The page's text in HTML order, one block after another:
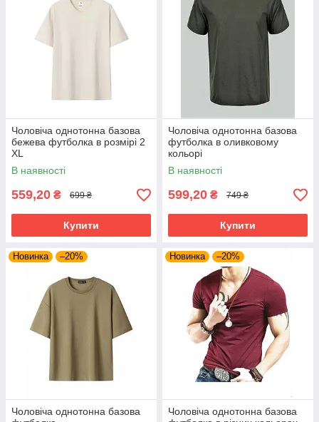
Чоловіча однотонна базова
бежева футболка в розмірі 2
XL
В наявності
559,20 ₴ 699 ₴
Купити
Чоловіча однотонна базова
футболка в оливковому
кольорі
В наявності
599,20 ₴ 749 ₴
Купити
Новинка –20%
Чоловіча однотонна базова
Новинка –20%
Чоловіча однотонна базова